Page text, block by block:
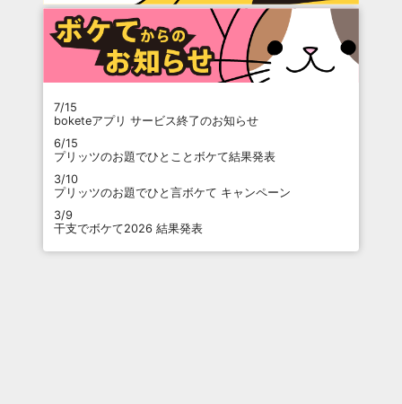
7/15
boketeアプリ サービス終了のお知らせ
6/15
プリッツのお題でひとことボケて結果発表
3/10
プリッツのお題でひと言ボケて キャンペーン
3/9
干支でボケて2026 結果発表